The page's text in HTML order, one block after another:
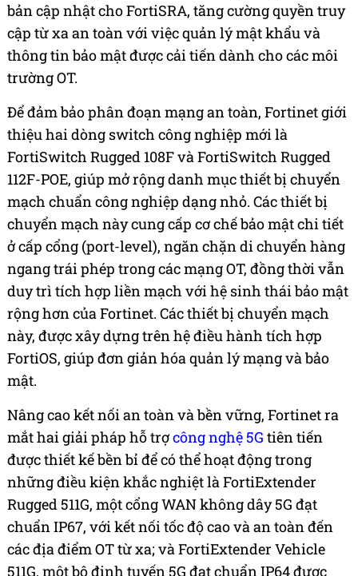
bản cập nhật cho FortiSRA, tăng cường quyền truy
cập từ xa an toàn với việc quản lý mật khẩu và
thông tin bảo mật được cải tiến dành cho các môi
trường OT.
Để đảm bảo phân đoạn mạng an toàn, Fortinet giới
thiệu hai dòng switch công nghiệp mới là
FortiSwitch Rugged 108F và FortiSwitch Rugged
112F-POE, giúp mở rộng danh mục thiết bị chuyển
mạch chuẩn công nghiệp dạng nhỏ. Các thiết bị
chuyển mạch này cung cấp cơ chế bảo mật chi tiết
ở cấp cổng (port-level), ngăn chặn di chuyển hàng
ngang trái phép trong các mạng OT, đồng thời vẫn
duy trì tích hợp liền mạch với hệ sinh thái bảo mật
rộng hơn của Fortinet. Các thiết bị chuyển mạch
này, được xây dựng trên hệ điều hành tích hợp
FortiOS, giúp đơn giản hóa quản lý mạng và bảo
mật.
Nâng cao kết nối an toàn và bền vững, Fortinet ra
mắt hai giải pháp hỗ trợcông nghệ 5G tiên tiến
được thiết kế bền bỉ để có thể hoạt động trong
những điều kiện khắc nghiệt là FortiExtender
Rugged 511G, một cổng WAN không dây 5G đạt
chuẩn IP67, với kết nối tốc độ cao và an toàn đến
các địa điểm OT từ xa; và FortiExtender Vehicle
511G, một bộ định tuyến 5G đạt chuẩn IP64 được